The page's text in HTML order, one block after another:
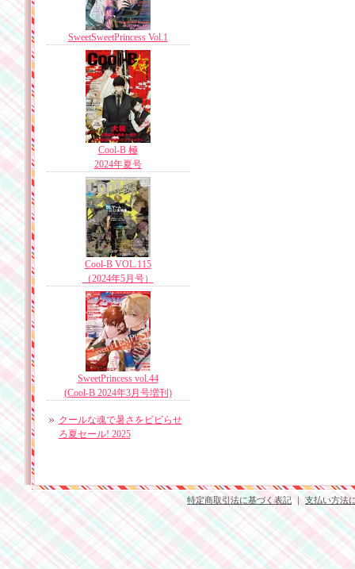
SweetSweetPrincess Vol.1
Cool-B 極
2024年夏号
Cool-B VOL.115
（2024年5月号）
SweetPrincess vol.44
(Cool-B 2024年3月号増刊)
クールな魂で暑さをビビらせ
ろ夏セール! 2025
特定商取引法に基づく表記 ｜支払い方法